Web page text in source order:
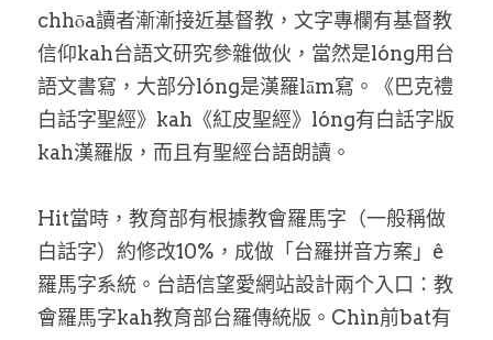
chhōa讀者漸漸接近基督教，文字專欄有基督教
信仰kah台語文研究參雜做伙，當然是lóng用台
語文書寫，大部分lóng是漢羅lām寫。《巴克禮
白話字聖經》kah《紅皮聖經》lóng有白話字版
kah漢羅版，而且有聖經台語朗讀。
Hit當時，教育部有根據教會羅馬字（一般稱做
白話字）約修改10%，成做「台羅拼音方案」ê
羅馬字系統。台語信望愛網站設計兩个入口：教
會羅馬字kah教育部台羅傳統版。Chìn前bat有